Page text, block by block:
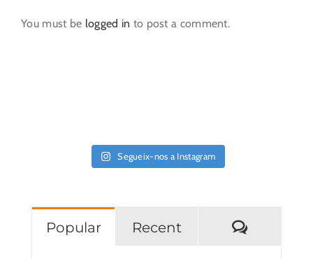
You must be logged in to post a comment.
Segueix-nos a Instagram
Popular Recent